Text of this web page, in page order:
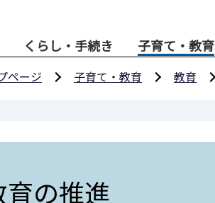
くらし・手続き 子育て・教育
ページ 子育て・教育 教育
育の推進